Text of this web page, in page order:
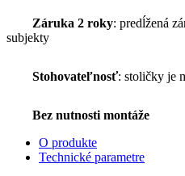
Záruka 2 roky: predĺžená
subjekty
Stohovateľnosť: stoličky je
Bez nutnosti montáže
O produkte
Technické parametre